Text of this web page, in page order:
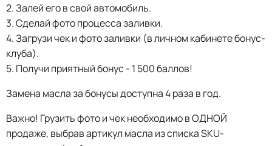
2. Залей его в свой автомобиль.
3. Сделай фото процесса заливки.
4. Загрузи чек и фото заливки (в личном кабинете бонус-
клуба).
5. Получи приятный бонус - 1 500 баллов!
Замена масла за бонусы доступна 4 раза в год.
Важно! Грузить фото и чек необходимо в ОДНОЙ
продаже, выбрав артикул масла из списка SKU-